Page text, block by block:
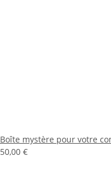
Boîte mystère pour votre
50,00 €